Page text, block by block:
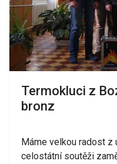
Termokluci z
bronz
Máme velkou radost z
celostátní soutěži